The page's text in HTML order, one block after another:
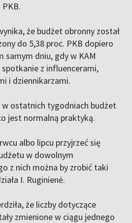
że budżet obronny został
do 5,38 proc. PKB dopiero
samym dniu, gdy w KAM
z influencerami,
i dziennikarzami.
w ostatnich tygodniach budżet
jest normalną praktyką.
albo lipcu przyjrzeć się
w dowolnym
z nich można by zrobić taki
I. Ruginienė.
że liczby dotyczące
zmienione w ciągu jednego